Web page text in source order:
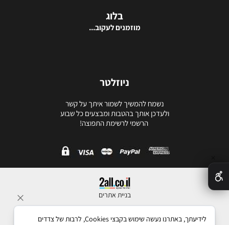
בלוג
מוזמנים לעקוב...
ניוזלטר
נשמח להמשיך לשמור איתך על קשר
ולעדכן אותך בהטבות ומבצעים כל שבוע
הרשמי לרשימת התפוצה!
בניית אתרים
לידיעתך, באתרנו נעשה שימוש בקבצי Cookies, לרבות של צדדים